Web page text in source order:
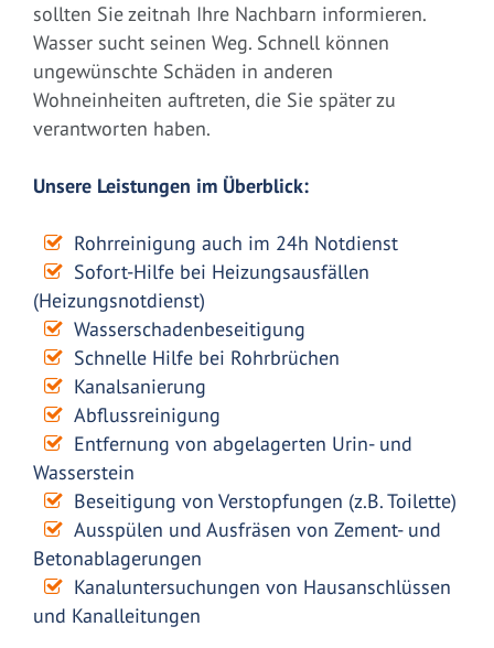
sollten Sie zeitnah Ihre Nachbarn informieren.
Wasser sucht seinen Weg. Schnell können
ungewünschte Schäden in anderen
Wohneinheiten auftreten, die Sie später zu
verantworten haben.
Unsere Leistungen im Überblick:
Rohrreinigung auch im 24h Notdienst
Sofort-Hilfe bei Heizungsausfällen
(Heizungsnotdienst)
Wasserschadenbeseitigung
Schnelle Hilfe bei Rohrbrüchen
Kanalsanierung
Abflussreinigung
Entfernung von abgelagerten Urin- und
Wasserstein
Beseitigung von Verstopfungen (z.B. Toilette)
Ausspülen und Ausfräsen von Zement- und
Betonablagerungen
Kanaluntersuchungen von Hausanschlüssen
und Kanalleitungen